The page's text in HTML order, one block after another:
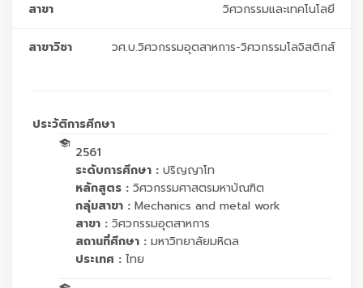
สาขา วิศวกรรมและเทคโนโลยี
สาขาวิชา วศ.บ.วิศวกรรมอุตสาหการ-วิศวกรรมโลจิสติกส์
ประวัติการศึกษา
2561
ระดับการศึกษา : ปริญญาโท
หลักสูตร : วิศวกรรมศาสตรมหาบัณฑิต
กลุ่มสาขา : Mechanics and metal work
สาขา : วิศวกรรมอุตสาหการ
สถานที่ศึกษา : มหาวิทยาลัยมหิดล
ประเทศ : ไทย